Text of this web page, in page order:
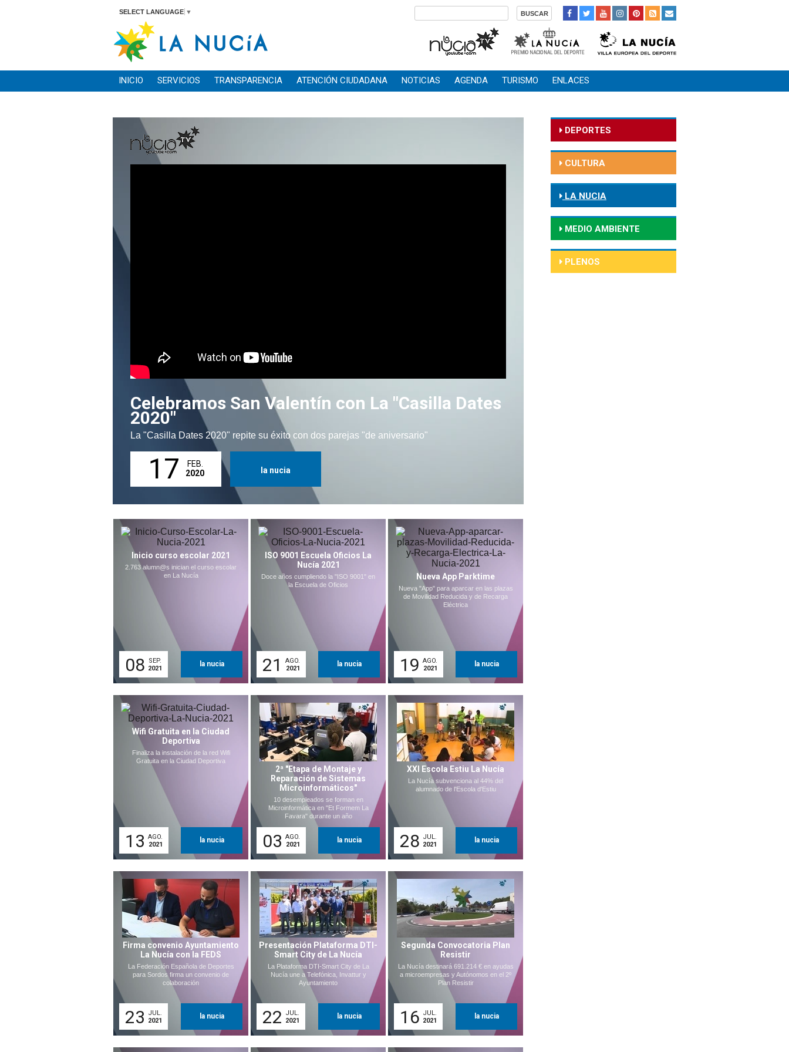
SELECT LANGUAGE ▼
INICIO SERVICIOS TRANSPARENCIA ATENCIÓN CIUDADANA NOTICIAS AGENDA TURISMO ENLACES
Celebramos San Valentín con La "Casilla Dates
2020"
La "Casilla Dates 2020" repite su éxito con dos parejas "de aniversario"
17
FEB.
2020
la nucia
Inicio curso escolar 2021
2.763 alumn@s inician el curso escolar
en La Nucía
08
SEP.
2021
la nucia
ISO 9001 Escuela Oficios La
Nucía 2021
Doce años cumpliendo la "ISO 9001" en
la Escuela de Oficios
21
AGO.
2021
la nucia
Nueva App Parktime
Nueva "App" para aparcar en las plazas
de Movilidad Reducida y de Recarga
Eléctrica
19 AGO.
2021
la nucia
Wifi Gratuita en la Ciudad
Deportiva
Finaliza la instalación de la red Wifi
Gratuita en la Ciudad Deportiva
13 AGO.
2021
la nucia
2ª "Etapa de Montaje y
Reparación de Sistemas
Microinformáticos"
10 desempleados se forman en
Microinformática en "Et Formem La
Favara" durante un año
03 AGO.
2021
la nucia
XXI Escola Estiu La Nucía
La Nucía subvenciona al 44% del
alumnado de l'Escola d'Estiu
28 JUL.
2021
la nucia
Firma convenio Ayuntamiento
La Nucía con la FEDS
La Federación Española de Deportes
para Sordos firma un convenio de
colaboración
23
JUL.
2021
la nucia
Presentación Plataforma DTI-
Smart City de La Nucía
La Plataforma DTI-Smart City de La
Nucía une a Telefónica, Invattur y
Ayuntamiento
22
JUL.
2021
la nucia
Segunda Convocatoria Plan
Resistir
La Nucía destinará 691.214 € en ayudas
a microempresas y Autónomos en el 2º
Plan Resistir
16 JUL.
2021
la nucia
DEPORTES
CULTURA
LA NUCIA
MEDIO AMBIENTE
PLENOS